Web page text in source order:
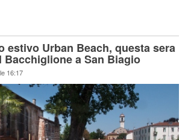
estivo Urban Beach, questa sera
Bacchiglione a San Biagio
16:17